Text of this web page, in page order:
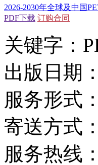
2026-2030年全球及中国
PDF下载 订购合同
关键字：
出版日期
服务形式
寄送方式
服务热线